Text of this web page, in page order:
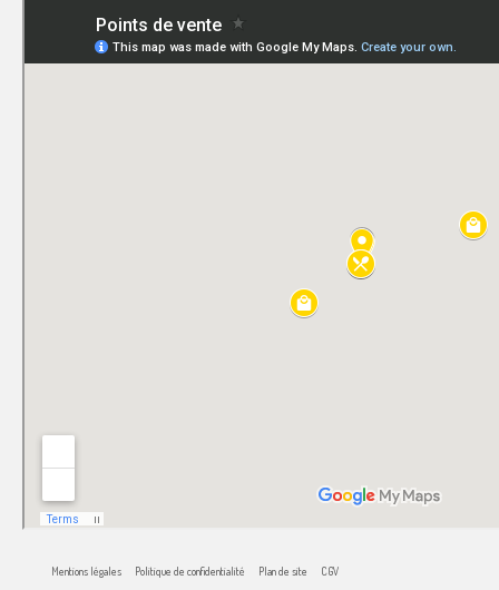
Mentions légales Politique de confidentialité Plan de site CGV